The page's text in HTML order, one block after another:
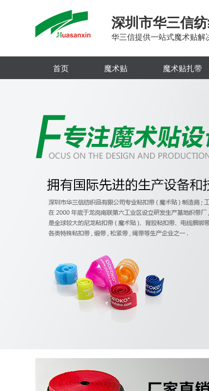
深圳市华三信
华三信提供一站式魔术贴解
首页 魔术贴 魔术贴扎带